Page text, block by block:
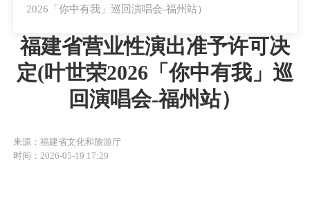
2026「你中有我」巡回演唱会-福州站）
福建省营业性演出准予许可决
定(叶世荣2026「你中有我」巡
回演唱会-福州站）
来源：福建省文化和旅游厅
时间：2026-05-19 17:29